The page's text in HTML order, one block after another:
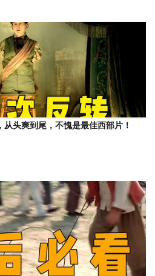
从头爽到尾，不愧是最佳西部片！